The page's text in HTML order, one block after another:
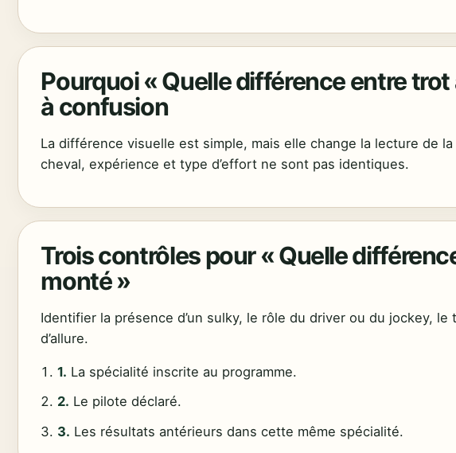
Pourquoi « Quelle différence entre
à confusion
La différence visuelle est simple, mais elle change la lecture de
cheval, expérience et type d’effort ne sont pas identiques.
Trois contrôles pour « Quelle
monté »
Identifier la présence d’un sulky, le rôle du driver ou du jockey,
d’allure.
1. La spécialité inscrite au programme.
2. Le pilote déclaré.
3. Les résultats antérieurs dans cette même spécialité.